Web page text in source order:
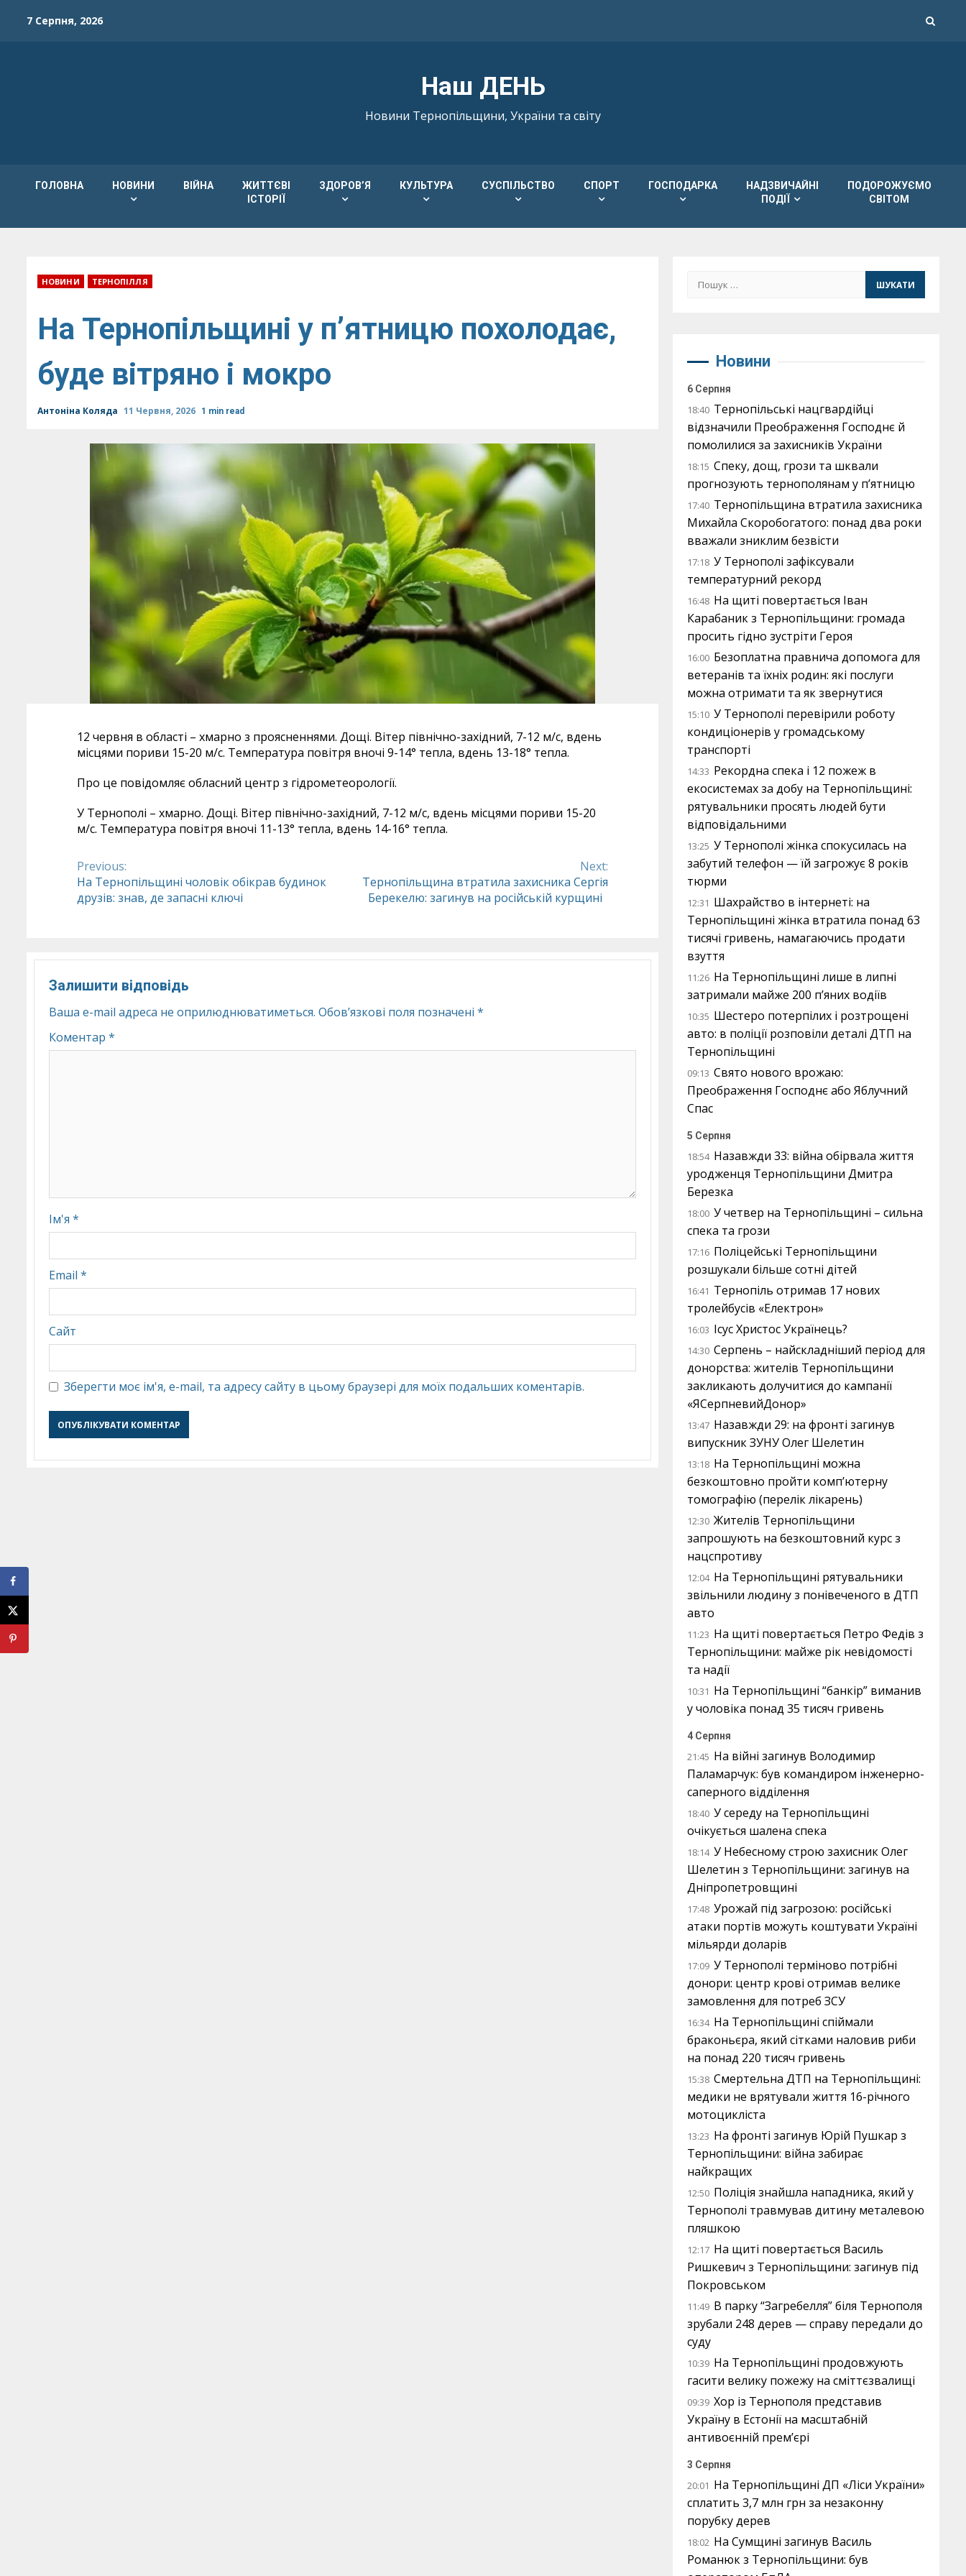
7 Серпня, 2026
Наш ДЕНЬ
Новини Тернопільщини, України та світу
ГОЛОВНА НОВИНИ ВІЙНА
ЖИТТЄВІ
ІСТОРІЇ
ЗДОРОВ’Я КУЛЬТУРА СУСПІЛЬСТВО СПОРТ ГОСПОДАРКА
НАДЗВИЧАЙНІ
ПОДІЇ
ПОДОРОЖУЄМО
СВІТОМ
НОВИНИ ТЕРНОПІЛЛЯ
На Тернопільщині у п’ятницю похолодає,
буде вітряно і мокро
Антоніна Коляда 11 Червня, 2026 1 min read
12 червня в області – хмарно з проясненнями. Дощі. Вітер північно-західний, 7-12 м/с, вдень
місцями пориви 15-20 м/с. Температура повітря вночі 9-14° тепла, вдень 13-18° тепла.
Про це повідомляє обласний центр з гідрометеорології.
У Тернополі – хмарно. Дощі. Вітер північно-західний, 7-12 м/с, вдень місцями пориви 15-20
м/с. Температура повітря вночі 11-13° тепла, вдень 14-16° тепла.
Continue
Reading
Previous:
На Тернопільщині чоловік обікрав будинок
друзів: знав, де запасні ключі
Next:
Тернопільщина втратила захисника Сергія
Берекелю: загинув на російській курщині
Залишити відповідь
Ваша e-mail адреса не оприлюднюватиметься. Обов’язкові поля позначені *
Коментар *
Ім'я *
Email *
Сайт
Зберегти моє ім'я, e-mail, та адресу сайту в цьому браузері для моїх подальших коментарів.
Пошук:
Новини
6 Серпня
18:40 Тернопільські нацгвардійці
відзначили Преображення Господнє й
помолилися за захисників України
18:15 Спеку, дощ, грози та шквали
прогнозують тернополянам у п’ятницю
17:40 Тернопільщина втратила захисника
Михайла Скоробогатого: понад два роки
вважали зниклим безвісти
17:18 У Тернополі зафіксували
температурний рекорд
16:48 На щиті повертається Іван
Карабаник з Тернопільщини: громада
просить гідно зустріти Героя
16:00 Безоплатна правнича допомога для
ветеранів та їхніх родин: які послуги
можна отримати та як звернутися
15:10 У Тернополі перевірили роботу
кондиціонерів у громадському
транспорті
14:33 Рекордна спека і 12 пожеж в
екосистемах за добу на Тернопільщині:
рятувальники просять людей бути
відповідальними
13:25 У Тернополі жінка спокусилась на
забутий телефон — їй загрожує 8 років
тюрми
12:31 Шахрайство в інтернеті: на
Тернопільщині жінка втратила понад 63
тисячі гривень, намагаючись продати
взуття
11:26 На Тернопільщині лише в липні
затримали майже 200 п’яних водіїв
10:35 Шестеро потерпілих і розтрощені
авто: в поліції розповіли деталі ДТП на
Тернопільщині
09:13 Свято нового врожаю:
Преображення Господнє або Яблучний
Спас
5 Серпня
18:54 Назавжди 33: війна обірвала життя
уродженця Тернопільщини Дмитра
Березка
18:00 У четвер на Тернопільщині – сильна
спека та грози
17:16 Поліцейські Тернопільщини
розшукали більше сотні дітей
16:41 Тернопіль отримав 17 нових
тролейбусів «Електрон»
16:03 Ісус Христос Українець?
14:30 Серпень – найскладніший період для
донорства: жителів Тернопільщини
закликають долучитися до кампанії
«ЯСерпневийДонор»
13:47 Назавжди 29: на фронті загинув
випускник ЗУНУ Олег Шелетин
13:18 На Тернопільщині можна
безкоштовно пройти комп’ютерну
томографію (перелік лікарень)
12:30 Жителів Тернопільщини
запрошують на безкоштовний курс з
нацспротиву
12:04 На Тернопільщині рятувальники
звільнили людину з понівеченого в ДТП
авто
11:23 На щиті повертається Петро Федів з
Тернопільщини: майже рік невідомості
та надії
10:31 На Тернопільщині “банкір” виманив
у чоловіка понад 35 тисяч гривень
4 Серпня
21:45 На війні загинув Володимир
Паламарчук: був командиром інженерно-
саперного відділення
18:40 У середу на Тернопільщині
очікується шалена спека
18:14 У Небесному строю захисник Олег
Шелетин з Тернопільщини: загинув на
Дніпропетровщині
17:48 Урожай під загрозою: російські
атаки портів можуть коштувати Україні
мільярди доларів
17:09 У Тернополі терміново потрібні
донори: центр крові отримав велике
замовлення для потреб ЗСУ
16:34 На Тернопільщині спіймали
браконьєра, який сітками наловив риби
на понад 220 тисяч гривень
15:38 Смертельна ДТП на Тернопільщині:
медики не врятували життя 16-річного
мотоцикліста
13:23 На фронті загинув Юрій Пушкар з
Тернопільщини: війна забирає
найкращих
12:50 Поліція знайшла нападника, який у
Тернополі травмував дитину металевою
пляшкою
12:17 На щиті повертається Василь
Ришкевич з Тернопільщини: загинув під
Покровськом
11:49 В парку “Загребелля” біля Тернополя
зрубали 248 дерев — справу передали до
суду
10:39 На Тернопільщині продовжують
гасити велику пожежу на сміттєзвалищі
09:39 Хор із Тернополя представив
Україну в Естонії на масштабній
антивоєнній прем’єрі
3 Серпня
20:01 На Тернопільщині ДП «Ліси України»
сплатить 3,7 млн грн за незаконну
порубку дерев
18:02 На Сумщині загинув Василь
Романюк з Тернопільщини: був